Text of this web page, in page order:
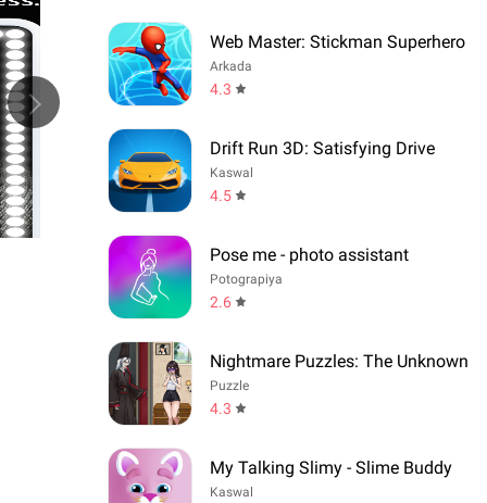
Web Master: Stickman Superhero
Arkada
4.3
Drift Run 3D: Satisfying Drive
Kaswal
4.5
Pose me - photo assistant
Potograpiya
2.6
Nightmare Puzzles: The Unknown
Puzzle
4.3
My Talking Slimy - Slime Buddy
Kaswal